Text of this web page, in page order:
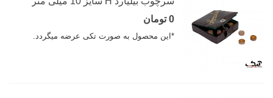
0 تومان
*این محصول به صورت تکی عرضه میگردد.